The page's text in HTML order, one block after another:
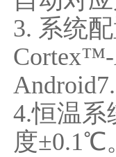
3. 系统
4.恒温
度±0.1℃